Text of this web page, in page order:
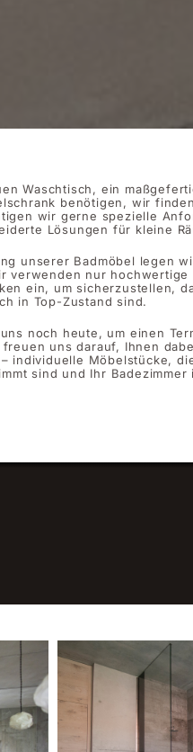
Waschtisch, ein
benötigen, wir
wir gerne spezielle
Lösungen für kleine
unserer Badmöbel legen
verwenden nur
ein, um sicherzustellen,
in Top-Zustand sind.
noch heute, um einen
uns darauf, Ihnen
individuelle Möbelstücke,
sind und Ihr